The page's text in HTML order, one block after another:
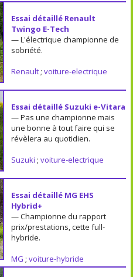
Essai détaillé Renault
Twingo E-Tech
— L'électrique championne de
sobriété.
Renault ; voiture-electrique
Essai détaillé Suzuki e-Vitara
— Pas une championne mais
une bonne à tout faire qui se
révèlera au quotidien.
Suzuki ; voiture-electrique
Essai détaillé MG EHS
Hybrid+
— Championne du rapport
prix/prestations, cette full-
hybride.
MG ; voiture-hybride